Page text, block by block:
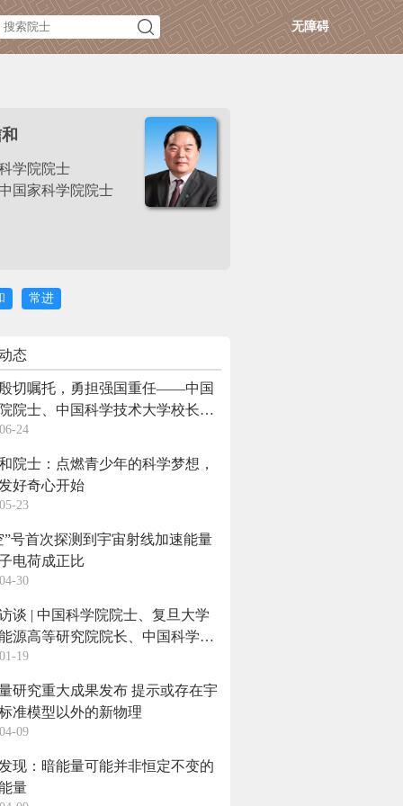
无障碍
学院院士
国家科学院院士
常进
态
切嘱托，勇担强国重任——中国
院士、中国科学技术大学校长常
年毕业典礼暨学位授予仪式上
24
院士：点燃青少年的科学梦想，
好奇心开始
23
”号首次探测到宇宙射线加速能量
电荷成正比
30
谈 | 中国科学院院士、复旦大学
源高等研究院院长、中国科学技
原校长包信和谈新型能源体系
绿向新，浙江如何“加速跑”
19
研究重大成果发布 提示或存在宇
准模型以外的新物理
09
现：暗能量可能并非恒定不变的
量